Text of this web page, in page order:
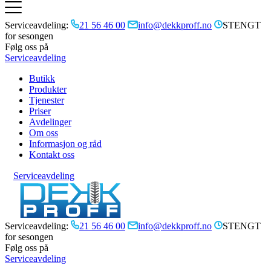
Serviceavdeling: 21 56 46 00 info@dekkproff.no
STENGT
for sesongen
Følg oss på
Serviceavdeling
Butikk
Produkter
Tjenester
Priser
Avdelinger
Om oss
Informasjon og råd
Kontakt oss
Serviceavdeling
Serviceavdeling: 21 56 46 00 info@dekkproff.no
STENGT
for sesongen
Følg oss på
Serviceavdeling